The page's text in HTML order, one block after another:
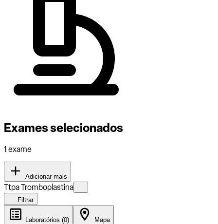
Exames selecionados
1 exame
Adicionar mais
Ttpa Tromboplastina
Filtrar
Laboratórios (0) Mapa